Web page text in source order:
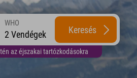
az éjszakai tartózkodásokra
WHO
2 Vendégek Keresés